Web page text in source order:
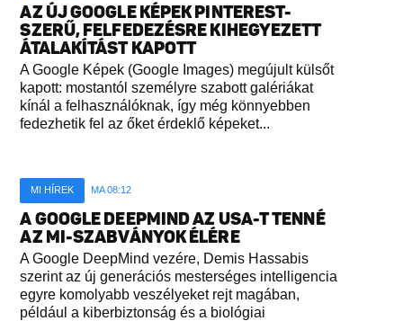
AZ ÚJ GOOGLE KÉPEK PINTEREST-
SZERŰ, FELFEDEZÉSRE KIHEGYEZETT
ÁTALAKÍTÁST KAPOTT
A Google Képek (Google Images) megújult külsőt
kapott: mostantól személyre szabott galériákat
kínál a felhasználóknak, így még könnyebben
fedezhetik fel az őket érdeklő képeket...
MI HÍREK MA 08:12
A GOOGLE DEEPMIND AZ USA-T TENNÉ
AZ MI-SZABVÁNYOK ÉLÉRE
A Google DeepMind vezére, Demis Hassabis
szerint az új generációs mesterséges intelligencia
egyre komolyabb veszélyeket rejt magában,
például a kiberbiztonság és a biológiai